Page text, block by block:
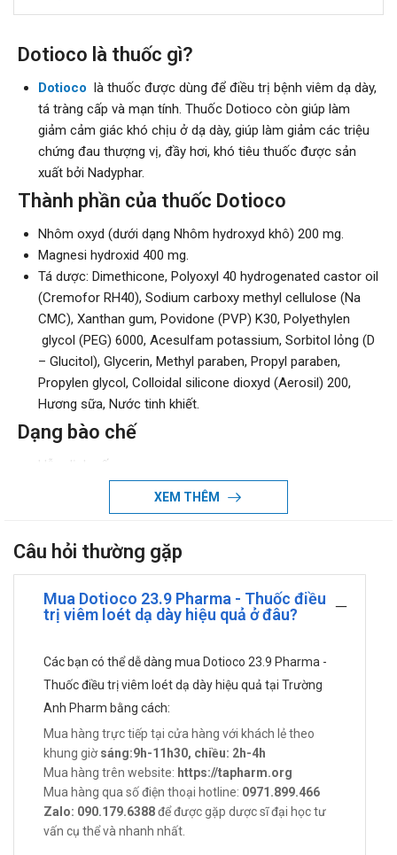
Dotioco là thuốc gì?
Dotioco là thuốc được dùng để điều trị bệnh viêm dạ dày,
tá tràng cấp và mạn tính. Thuốc Dotioco còn giúp làm
giảm cảm giác khó chịu ở dạ dày, giúp làm giảm các triệu
chứng đau thượng vị, đầy hơi, khó tiêu thuốc được sản
xuất bởi Nadyphar.
Thành phần của thuốc Dotioco
Nhôm oxyd (dưới dạng Nhôm hydroxyd khô) 200 mg.
Magnesi hydroxid 400 mg.
Tá dược: Dimethicone, Polyoxyl 40 hydrogenated castor oil
(Cremofor RH40), Sodium carboxy methyl cellulose (Na
CMC), Xanthan gum, Povidone (PVP) K30, Polyethylen
glycol (PEG) 6000, Acesulfam potassium, Sorbitol lỏng (D
– Glucitol), Glycerin, Methyl paraben, Propyl paraben,
Propylen glycol, Colloidal silicone dioxyd (Aerosil) 200,
Hương sữa, Nước tinh khiết.
Dạng bào chế
Hỗn dịch uống.
Công dụng - Chỉ định của thuốc Dotioco
dày thực quản, người bị viêm hang vị dạ dày.
Người bị đầy hơi, chướng bụng, đau bụng, khó tiêu trong
quá trình thực hiện thủ thuật chụp X quang.
xuất huyết, ngộ độc kiềm…
Chống chỉ định của thuốc Dotioco
Các trường hợp mẫn cảm với các antacid chứa magnesi
và với nhôm hydroxyd.
Suy chức năng thận nặng do có nguy cơ tăng magnesi
máu.
Trẻ nhỏ (nguy cơ tăng magnesi huyết và nguy cơ nhiễm
độc nhôm), đặc biệt ở trẻ mất nước hoặc trẻ bị suy thận.
Giảm phosphat máu.
XEM THÊM
Câu hỏi thường gặp
Mua Dotioco 23.9 Pharma - Thuốc điều
trị viêm loét dạ dày hiệu quả ở đâu?
Các bạn có thể dễ dàng mua Dotioco 23.9 Pharma -
Thuốc điều trị viêm loét dạ dày hiệu quả tại Trường
Anh Pharm bằng cách:
Mua hàng trực tiếp tại cửa hàng với khách lẻ theo
khung giờsáng:9h-11h30, chiều: 2h-4h
Mua hàng trên website: https://tapharm.org
Mua hàng qua số điện thoại hotline: 0971.899.466
Zalo: 090.179.6388để được gặp dược sĩ đại học tư
vấn cụ thể và nhanh nhất.